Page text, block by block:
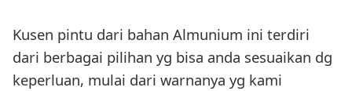
Kusen pintu dari bahan Almunium ini terdiri
dari berbagai pilihan yg bisa anda sesuaikan dg
keperluan, mulai dari warnanya yg kami